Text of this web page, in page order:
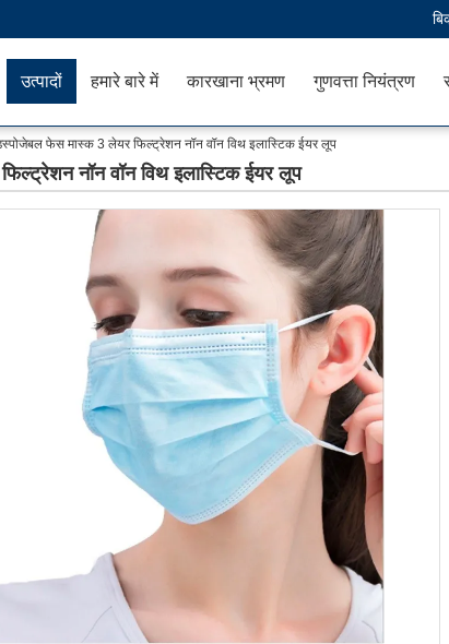
उत्पादों हमारे बारे में कारखाना भ्रमण गुणवत्ता नियंत्रण
फेस मास्क 3 लेयर फिल्ट्रेशन नॉन वॉन विथ इलास्टिक ईयर लूप
नॉन वॉन विथ इलास्टिक ईयर लूप